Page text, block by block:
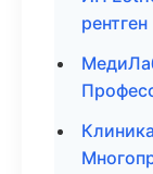
рентген